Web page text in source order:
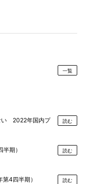
一覧
い 2022年国内プ
読む
期） 読む
4四半期） 読む